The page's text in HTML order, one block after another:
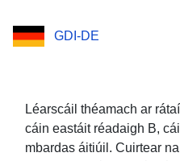
GDI-DE
Léarscáil théamach ar
cáin eastáit réadaigh B,
mbardas áitiúil. Cuirtear